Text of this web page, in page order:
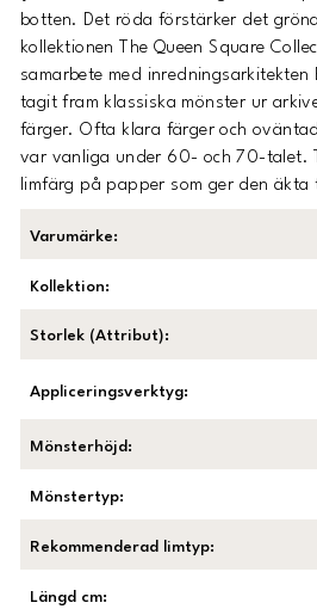
botten. Det röda förstärker det
kollektionen The Queen Square
samarbete med inredningsarkitekten
tagit fram klassiska mönster ur
färger. Ofta klara färger och
var vanliga under 60- och 70-talet.
limfärg på papper som ger den äkta
Varumärke:
Kollektion:
Storlek (Attribut):
Appliceringsverktyg:
Mönsterhöjd :
Mönstertyp:
Rekommenderad limtyp:
Längd cm: